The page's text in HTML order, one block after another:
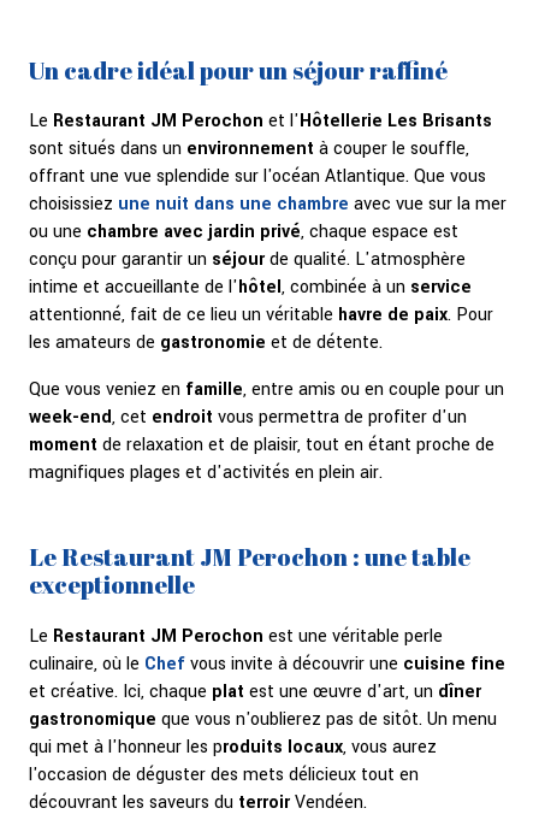
Un cadre idéal pour un séjour raffiné
Le Restaurant JM Perochon et l'Hôtellerie Les Brisants
sont situés dans un environnement à couper le souffle,
offrant une vue splendide sur l'océan Atlantique. Que vous
choisissiez une nuit dans une chambre avec vue sur la mer
ou une chambre avec jardin privé, chaque espace est
conçu pour garantir un séjourde qualité. L'atmosphère
intime et accueillante de l'hôtel, combinée à un service
attentionné, fait de ce lieu un véritable havre de paix. Pour
les amateurs de gastronomie et de détente.
Que vous veniez en famille, entre amis ou en couple pour un
week-end, cet endroit vous permettra de profiter d'un
moment de relaxation et de plaisir, tout en étant proche de
magnifiques plages et d'activités en plein air.
Le Restaurant JM Perochon : une table
exceptionnelle
Le Restaurant JM Perochon est une véritable perle
culinaire, où le Chef vous invite à découvrir une cuisine fine
et créative. Ici, chaque plat est une œuvre d'art, un dîner
gastronomique que vous n'oublierez pas de sitôt. Un menu
qui met à l'honneur les produits locaux, vous aurez
l'occasion de déguster des mets délicieux tout en
découvrant les saveurs du terroirVendéen.